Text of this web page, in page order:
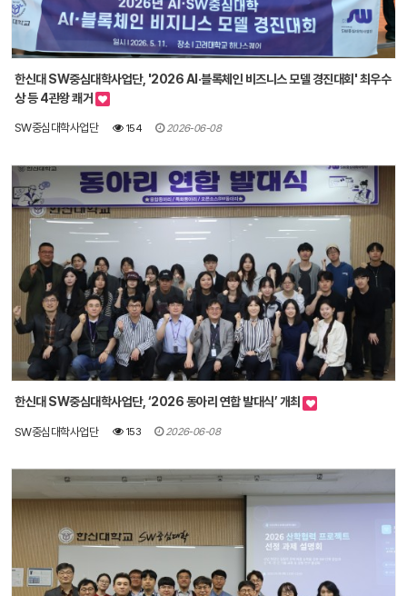
한신대 SW중심대학사업단, '2026 AI·블록체인 비즈니스 모델 경진대회' 최우수
상 등 4관왕 쾌거
SW중심대학사업단 154 2026-06-08
한신대 SW중심대학사업단, ‘2026 동아리 연합 발대식’ 개최
SW중심대학사업단 153 2026-06-08